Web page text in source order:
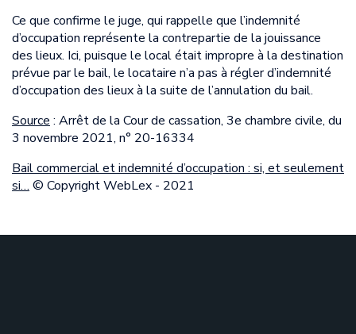
Ce que confirme le juge, qui rappelle que l’indemnité
d’occupation représente la contrepartie de la jouissance
des lieux. Ici, puisque le local était impropre à la destination
prévue par le bail, le locataire n’a pas à régler d’indemnité
d’occupation des lieux à la suite de l’annulation du bail.
Source : Arrêt de la Cour de cassation, 3e chambre civile, du
3 novembre 2021, n° 20-16334
Bail commercial et indemnité d’occupation : si, et seulement
si… © Copyright WebLex - 2021